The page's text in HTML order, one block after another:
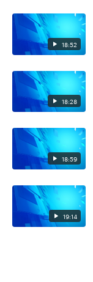
18:52
18:28
18:59
19:14